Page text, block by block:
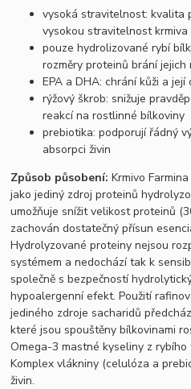
vysoká stravitelnost: kvalita
vysokou stravitelnost krmiva
pouze hydrolizované rybí
rozměry proteinů brání jejich
EPA a DHA: chrání kůži a
rýžový škrob: snižuje
reakcí na rostlinné bílkoviny
prebiotika: podporují řádný
absorpci živin
Způsob působení:Krmivo
jako jediný zdroj proteinů
umožňuje snížit velikost proteinů
zachován dostatečný přísun
Hydrolyzované proteiny nejsou
systémem a nedochází tak k
společně s bezpečností
hypoalergenní efekt. Použití
jediného zdroje sacharidů
které jsou spouštěny bílkovinami
Omega-3 mastné kyseliny z
Komplex vlákniny (celulóza a
živin.